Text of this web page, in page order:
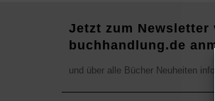
Jetzt zum Newsletter
buchhandlung.de
und über alle Bücher Neuheiten